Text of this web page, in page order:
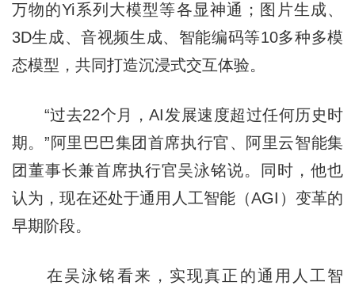
万物的Yi系列大模型等各显神通；图片生成、
3D生成、音视频生成、智能编码等10多种多模
态模型，共同打造沉浸式交互体验。
“过去22个月，AI发展速度超过任何历史时
期。”阿里巴巴集团首席执行官、阿里云智能集
团董事长兼首席执行官吴泳铭说。同时，他也
认为，现在还处于通用人工智能（AGI）变革的
早期阶段。
在吴泳铭看来，实现真正的通用人工智